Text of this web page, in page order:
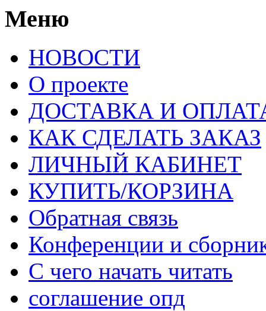
Меню
НОВОСТИ
О проекте
ДОСТАВКА И
КАК СДЕЛАТЬ ЗАКАЗ
ЛИЧНЫЙ КАБИНЕТ
КУПИТЬ/КОРЗИНА
Обратная связь
Конференции и
С чего начать читать
соглашение опд